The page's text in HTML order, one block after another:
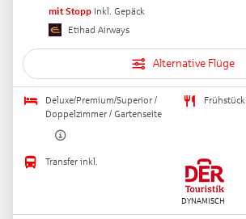
mit Stopp Inkl. Gepäck
Etihad Airways
Alternative Flüge
Deluxe/Premium/Superior /
Doppelzimmer / Gartenseite
Frühstück
Transfer inkl.